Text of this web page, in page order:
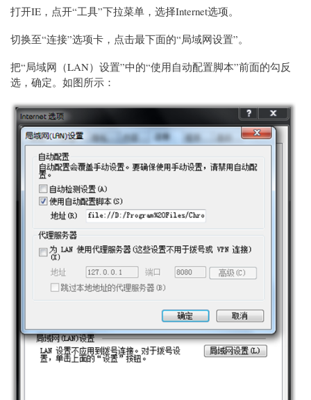
打开IE，点开“工具”下拉菜单，选择Internet选项。
切换至“连接”选项卡，点击最下面的“局域网设置”。
把“局域网（LAN）设置”中的“使用自动配置脚本”前面的勾反
选，确定。如图所示：